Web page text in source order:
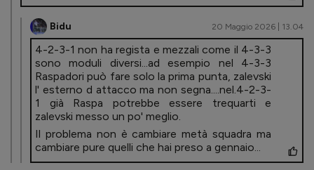
Bidu 20 Maggio 2026 | 13.04
4-2-3-1 non ha regista e mezzali come il 4-3-3
sono moduli diversi...ad esempio nel 4-3-3
Raspadori può fare solo la prima punta, zalevski
l' esterno d attacco ma non segna....nel.4-2-3-
1 già Raspa potrebbe essere trequarti e
zalevski messo un po' meglio.
Il problema non è cambiare metà squadra ma
cambiare pure quelli che hai preso a gennaio...